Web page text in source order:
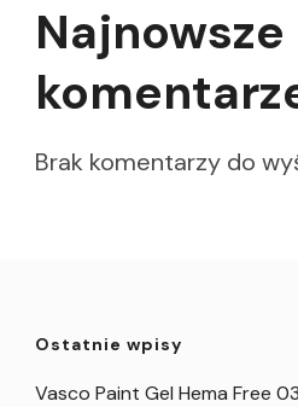
Najnowsze
Brak komentarzy do
Ostatnie wpisy
Vasco Paint Gel Hema Free